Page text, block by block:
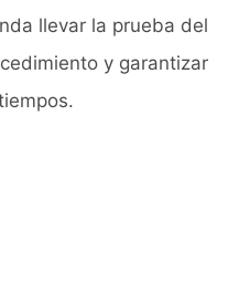
llevar la prueba del
y garantizar